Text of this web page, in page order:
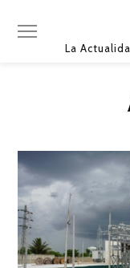
La